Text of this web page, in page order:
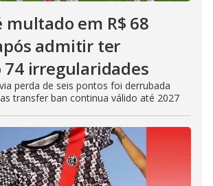
multado em R$ 68
admitir ter
irregularidades
perda de seis pontos foi derrubada
transfer ban continua válido até 2027